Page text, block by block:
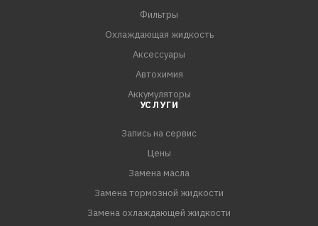
где требуется применение антифризов класса G11.
применение антифризов класса G11
жидкости в теплообменных аппаратах, где
рекомендовано применение охлаждающих жидкостей
соответствующего уровня свойств.
- Наилучшим образом подходит для
высокооборотистых и термонагруженных двигателей
Фильтры
Охлаждающая жидкость
Аксессуары
Автохимия
Аккумуляторы
УСЛУГИ
Запись на сервис
Цены
Замена масла
Замена тормозной жидкости
Замена охлаждающей жидкости